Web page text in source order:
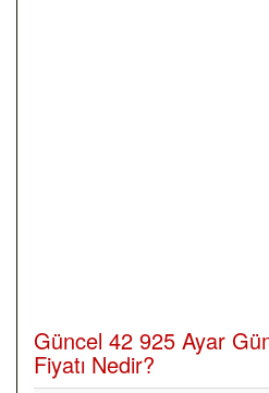
Güncel 42 925 Ayar
Fiyatı Nedir?